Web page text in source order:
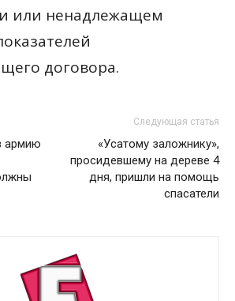
или ненадлежащем
договора.
армию
Следующая статья
«Усатому заложнику»,
просидевшему на дереве 4
дня, пришли на помощь
спасатели